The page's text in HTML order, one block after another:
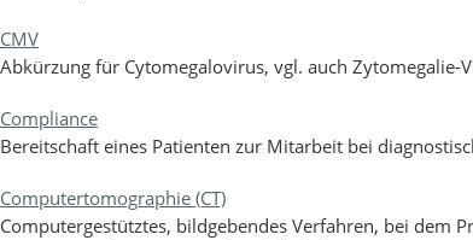
CMV
Abkürzung für Cytomegalovirus, vgl. auch Zytomegalie-
Compliance
Bereitschaft eines Patienten zur Mitarbeit bei
Computertomographie (CT)
Computergestütztes, bildgebendes Verfahren, bei dem